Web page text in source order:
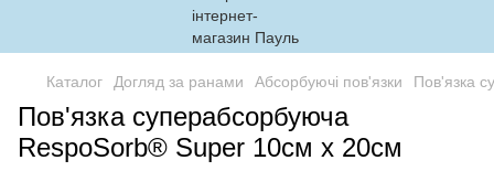
Каталог Догляд за ранами Абсорбуючі пов'язки Пов'язка
Пов'язка суперабсорбуюча
RespoSorb® Super 10см х 20см